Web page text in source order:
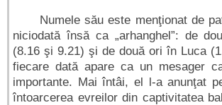
Numele său este menţionat de
niciodată însă ca „arhanghel”: de
(8.16 şi 9.21) şi de două ori în Luca
fiecare dată apare ca un mesager
importante. Mai întâi, el l-a anunţat
întoarcerea evreilor din captivitatea